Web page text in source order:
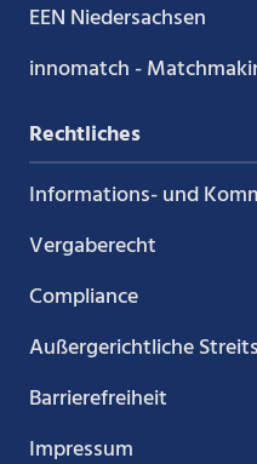
EEN Niedersachsen
innomatch -
Rechtliches
Informations- und
Vergaberecht
Compliance
Außergerichtliche
Barrierefreiheit
Impressum